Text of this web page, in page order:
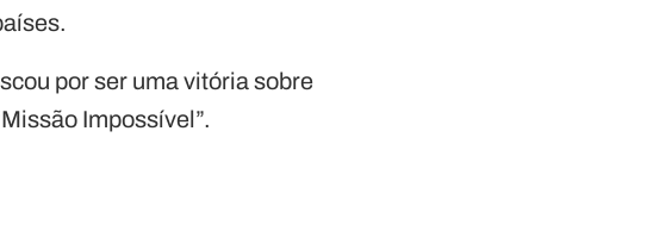
por ser uma vitória sobre
Impossível”.